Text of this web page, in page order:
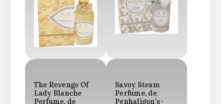
The Revenge Of
Lady Blanche
Perfume, de
Savoy Steam
Perfume, de
Penhaligon’s ·